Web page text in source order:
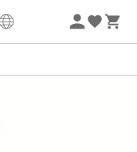
2 Produkten* Code